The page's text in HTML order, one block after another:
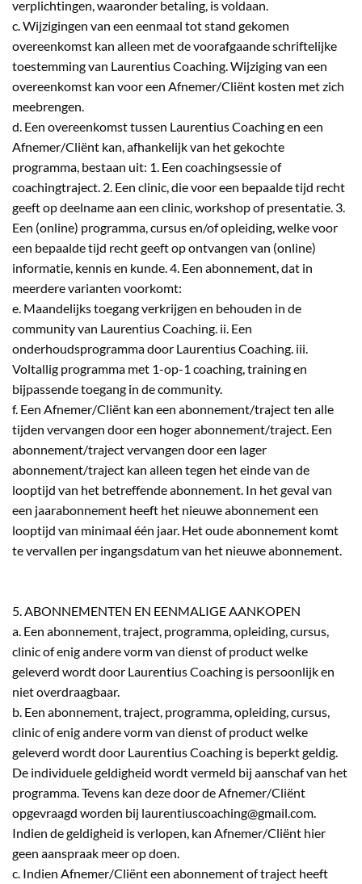
verplichtingen, waaronder betaling, is voldaan.
c. Wijzigingen van een eenmaal tot stand gekomen
overeenkomst kan alleen met de voorafgaande schriftelijke
toestemming van Laurentius Coaching. Wijziging van een
overeenkomst kan voor een Afnemer/Cliënt kosten met zich
meebrengen.
d. Een overeenkomst tussen Laurentius Coaching en een
Afnemer/Cliënt kan, afhankelijk van het gekochte
programma, bestaan uit: 1. Een coachingsessie of
coachingtraject. 2. Een clinic, die voor een bepaalde tijd recht
geeft op deelname aan een clinic, workshop of presentatie. 3.
Een (online) programma, cursus en/of opleiding, welke voor
een bepaalde tijd recht geeft op ontvangen van (online)
informatie, kennis en kunde. 4. Een abonnement, dat in
meerdere varianten voorkomt:
e. Maandelijks toegang verkrijgen en behouden in de
community van Laurentius Coaching. ii. Een
onderhoudsprogramma door Laurentius Coaching. iii.
Voltallig programma met 1-op-1 coaching, training en
bijpassende toegang in de community.
f. Een Afnemer/Cliënt kan een abonnement/traject ten alle
tijden vervangen door een hoger abonnement/traject. Een
abonnement/traject vervangen door een lager
abonnement/traject kan alleen tegen het einde van de
looptijd van het betreffende abonnement. In het geval van
een jaarabonnement heeft het nieuwe abonnement een
looptijd van minimaal één jaar. Het oude abonnement komt
te vervallen per ingangsdatum van het nieuwe abonnement.
5. ABONNEMENTEN EN EENMALIGE AANKOPEN
a. Een abonnement, traject, programma, opleiding, cursus,
clinic of enig andere vorm van dienst of product welke
geleverd wordt door Laurentius Coaching is persoonlijk en
niet overdraagbaar.
b. Een abonnement, traject, programma, opleiding, cursus,
clinic of enig andere vorm van dienst of product welke
geleverd wordt door Laurentius Coaching is beperkt geldig.
De individuele geldigheid wordt vermeld bij aanschaf van het
programma. Tevens kan deze door de Afnemer/Cliënt
opgevraagd worden bij laurentiuscoaching@gmail.com.
Indien de geldigheid is verlopen, kan Afnemer/Cliënt hier
geen aanspraak meer op doen.
c. Indien Afnemer/Cliënt een abonnement of traject heeft